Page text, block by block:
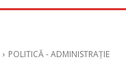
POLITICĂ - ADMINISTRAȚIE